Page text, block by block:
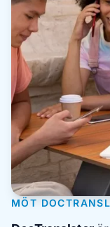
MÖT